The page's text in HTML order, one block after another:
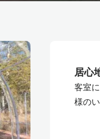
居心
客室
様の